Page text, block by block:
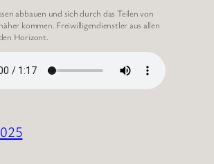
abbauen und sich durch das Teilen von
kommen. Freiwilligendienstler aus allen
Horizont.